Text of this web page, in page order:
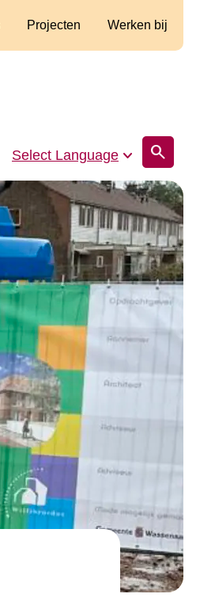
Select Language search
Projecten Werken bij